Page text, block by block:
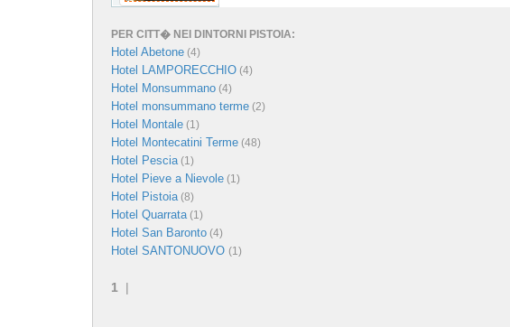
PER CITT� NEI DINTORNI PISTOIA:
Hotel Abetone (4)
Hotel LAMPORECCHIO (4)
Hotel Monsummano (4)
Hotel monsummano terme (2)
Hotel Montale (1)
Hotel Montecatini Terme (48)
Hotel Pescia(1)
Hotel Pieve a Nievole (1)
Hotel Pistoia(8)
Hotel Quarrata(1)
Hotel San Baronto (4)
Hotel SANTONUOVO (1)
1 |